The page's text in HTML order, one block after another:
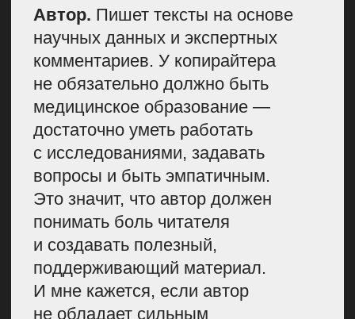
ТАК: Я СТАВИЛА ЗАДАЧУ,
А АВТОР С РЕДАКТОРОМ
САМОСТОЯТЕЛЬНО
ПОДБИРАЛИ ИСТОЧНИКИ
И ЭКСПЕРТОВ.
Я НЕ ВМЕШИВАЛАСЬ
В ПРОЦЕСС СОЗДАНИЯ
СТАТЬИ, ПОЭТОМУ
ПОЛУЧАЛОСЬ
НЕПРЕДВЗЯТО
ПРОВЕРЯТЬ ТЕКСТ.
Иллюстратор или дизайнер.
Медицинские тексты здорово
дополнять иллюстрациями, потому
что они упрощают текст и делают
его более легким для восприятия.
Например, в «Трудовой обороне»
дизайнер разрабатывал плакаты
по охране труда и здоровья
на заводах. С помощью